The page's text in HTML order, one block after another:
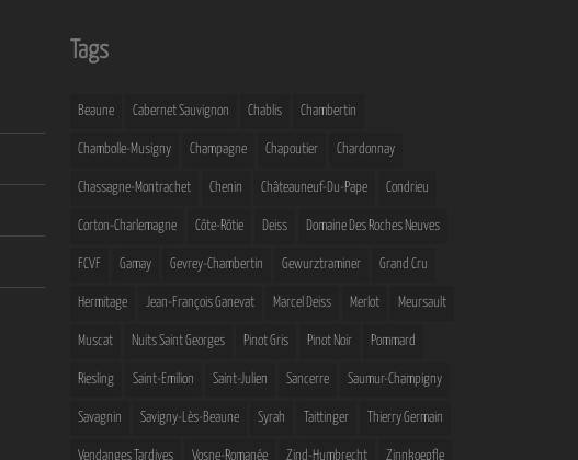
Tags
Beaune Cabernet Sauvignon Chablis Chambertin
Chambolle-Musigny Champagne Chapoutier Chardonnay
Chassagne-Montrachet Chenin Châteauneuf-Du-Pape Condrieu
Corton-Charlemagne Côte-Rôtie Deiss Domaine Des Roches Neuves
FCVF Gamay Gevrey-Chambertin Gewurztraminer Grand Cru
Hermitage Jean-François Ganevat Marcel Deiss Merlot Meursault
Muscat Nuits Saint Georges Pinot Gris Pinot Noir Pommard
Riesling Saint-Emilion Saint-Julien Sancerre Saumur-Champigny
Savagnin Savigny-Lès-Beaune Syrah Taittinger Thierry Germain
Vendanges Tardives Vosne-Romanée Zind-Humbrecht Zinnkoepfle